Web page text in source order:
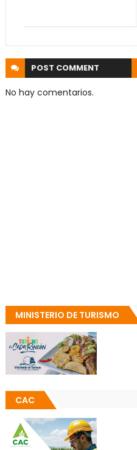
POST COMMENT
No hay comentarios.
MINISTERIO DE TURISMO
CAC